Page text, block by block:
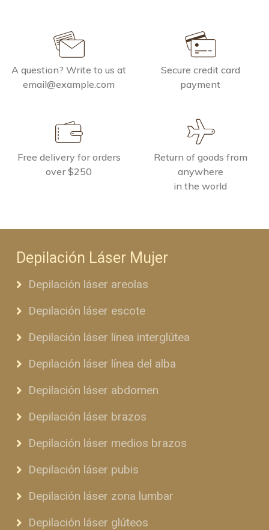
A question? Write to us at
email@example.com
Secure credit card
payment
Free delivery for orders
over $250
Return of goods from
anywhere
in the world
Depilación Láser Mujer
Depilación láser areolas
Depilación láser escote
Depilación láser línea interglútea
Depilación láser línea del alba
Depilación láser abdomen
Depilación láser brazos
Depilación láser medios brazos
Depilación láser pubis
Depilación láser zona lumbar
Depilación láser glúteos